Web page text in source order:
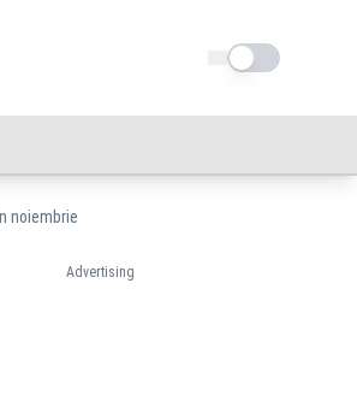
Schimba tema
noiembrie
Advertising